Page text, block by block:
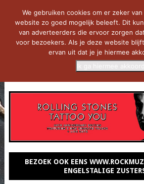
BEZOEK OOK EENS
ENGELSTALIGE
We gebruiken cookies om er zeker
website zo goed mogelijk beleeft. Dit
van adverteerders die ervoor zorgen
voor bezoekers. Als je deze website
ervan uit dat je je hiermee
Ik ga hiermee akkoord